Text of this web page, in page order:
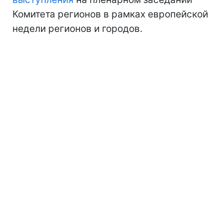
Комитета регионов в рамках европейской
недели регионов и городов.